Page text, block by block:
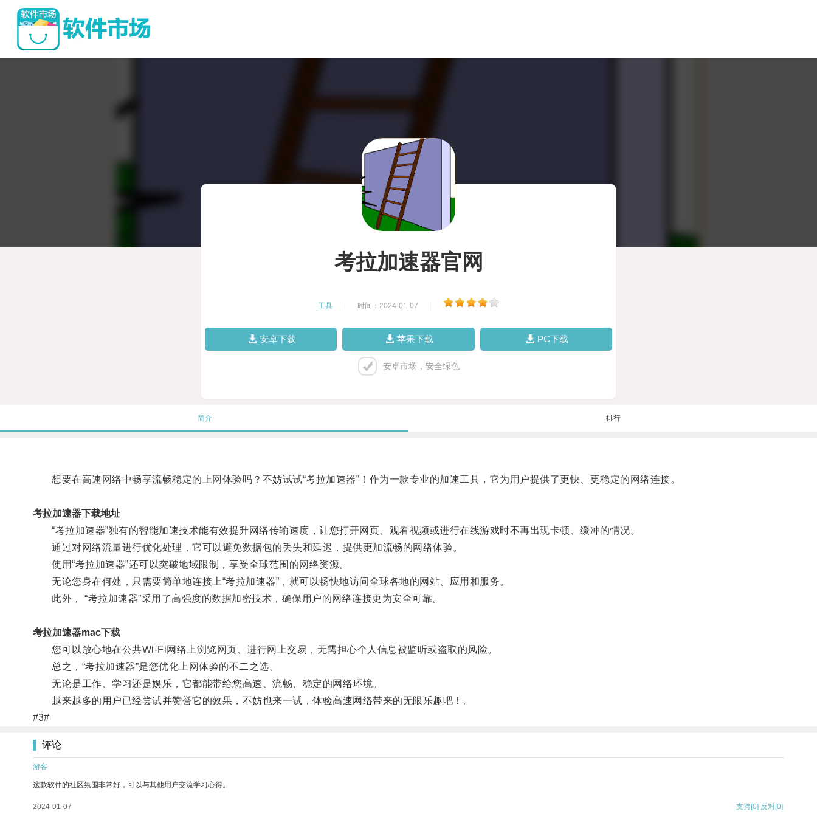
考拉加速器官网
工具 时间：2024-01-07
安卓下载 苹果下载 PC下载
安卓市场，安全绿色
简介 排行
想要在高速网络中畅享流畅稳定的上网体验吗？不妨试试“考拉加速器”！作为一款专业的加速工具，它为用户提供了更快、更稳定的网络连接。
考拉加速器下载地址
“考拉加速器”独有的智能加速技术能有效提升网络传输速度，让您打开网页、观看视频或进行在线游戏时不再出现卡顿、缓冲的情况。
通过对网络流量进行优化处理，它可以避免数据包的丢失和延迟，提供更加流畅的网络体验。
使用“考拉加速器”还可以突破地域限制，享受全球范围的网络资源。
无论您身在何处，只需要简单地连接上“考拉加速器”，就可以畅快地访问全球各地的网站、应用和服务。
此外， “考拉加速器”采用了高强度的数据加密技术，确保用户的网络连接更为安全可靠。
考拉加速器mac下载
您可以放心地在公共Wi-Fi网络上浏览网页、进行网上交易，无需担心个人信息被监听或盗取的风险。
总之，“考拉加速器”是您优化上网体验的不二之选。
无论是工作、学习还是娱乐，它都能带给您高速、流畅、稳定的网络环境。
越来越多的用户已经尝试并赞誉它的效果，不妨也来一试，体验高速网络带来的无限乐趣吧！。
#3#
评论
游客
这款软件的社区氛围非常好，可以与其他用户交流学习心得。
2024-01-07 支持[0] 反对[0]